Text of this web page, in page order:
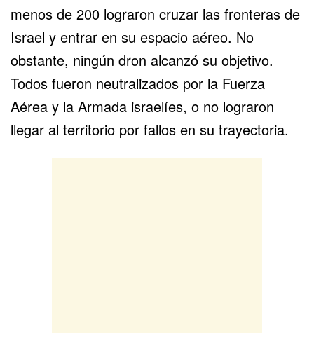
menos de 200 lograron cruzar las fronteras de
Israel y entrar en su espacio aéreo. No
obstante, ningún dron alcanzó su objetivo.
Todos fueron neutralizados por la Fuerza
Aérea y la Armada israelíes, o no lograron
llegar al territorio por fallos en su trayectoria.